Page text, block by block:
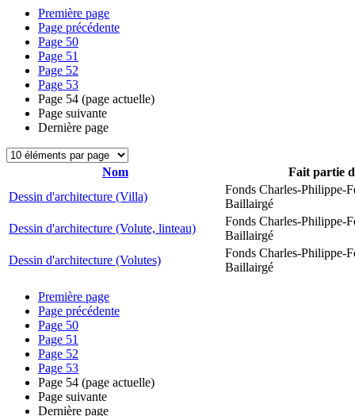
Première page
Page précédente
Page 50
Page 51
Page 52
Page 53
Page 54 (page actuelle)
Page suivante
Dernière page
Nom
Fait partie
Dessin d'architecture (Villa)
Fonds Charles-Philippe-
Baillairgé
Dessin d'architecture (Volute, linteau)
Fonds Charles-Philippe-
Baillairgé
Dessin d'architecture (Volutes)
Fonds Charles-Philippe-
Baillairgé
Première page
Page précédente
Page 50
Page 51
Page 52
Page 53
Page 54 (page actuelle)
Page suivante
Dernière page